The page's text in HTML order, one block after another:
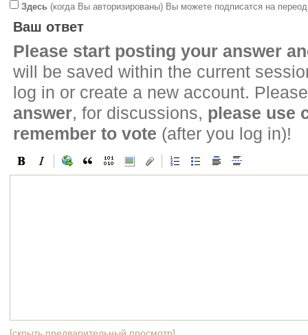
Здесь (когда Вы авторизированы) Вы можете подписатся на
Ваш ответ
Please start posting your answer
will be saved within the current
log in or create a new account.
answer, for discussions, please use
remember to vote (after you log in)!